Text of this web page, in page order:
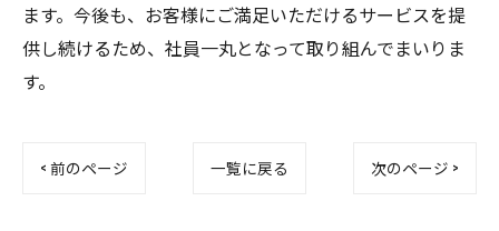
ます。今後も、お客様にご満足いただけるサービスを提
供し続けるため、社員一丸となって取り組んでまいりま
す。
< 前のページ 一覧に戻る 次のページ >